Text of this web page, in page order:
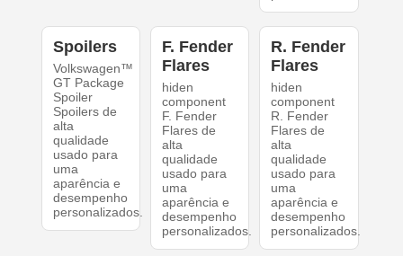
Spoilers
Volkswagen™
GT Package
Spoiler
Spoilers de
alta
qualidade
usado para
uma
aparência e
desempenho
personalizados.
F. Fender
Flares
hiden
component
F. Fender
Flares de
alta
qualidade
usado para
uma
aparência e
desempenho
personalizados.
R. Fender
Flares
hiden
component
R. Fender
Flares de
alta
qualidade
usado para
uma
aparência e
desempenho
personalizados.